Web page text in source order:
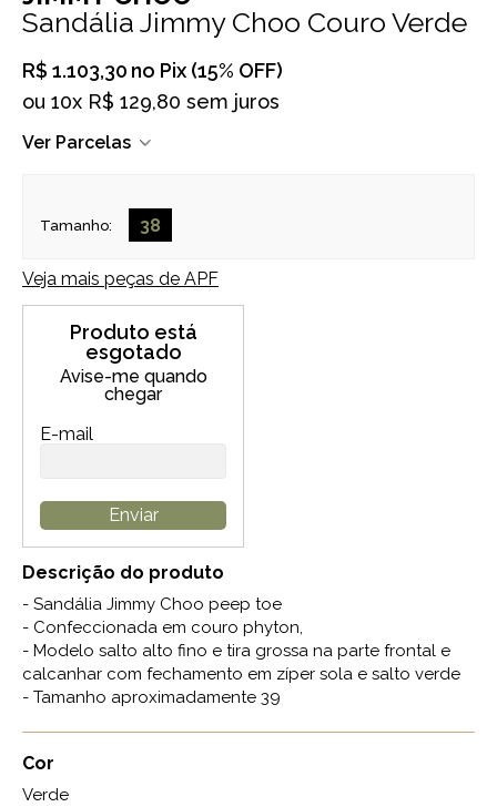
Sandália Jimmy Choo Couro Verde
R$ 1.103,30 no Pix (15% OFF)
ou 10x R$ 129,80 sem juros
Ver Parcelas
Tamanho: 38
Veja mais peças de APF
Produto está
esgotado
Avise-me quando
chegar
E-mail
Enviar
Descrição do produto
- Sandália Jimmy Choo peep toe
- Confeccionada em couro phyton,
- Modelo salto alto fino e tira grossa na parte frontal e
calcanhar com fechamento em zíper sola e salto verde
- Tamanho aproximadamente 39
Cor
Verde